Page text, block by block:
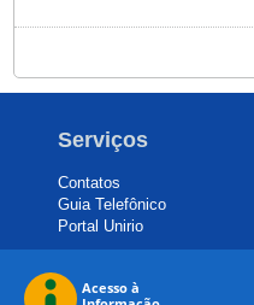
Serviços
Contatos
Guia Telefônico
Portal Unirio